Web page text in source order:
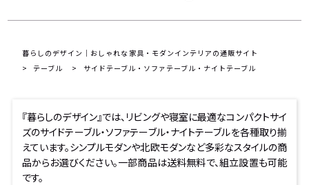
暮らしのデザイン｜おしゃれな家具・モダンインテリアの通販サイト
テーブル
サイドテーブル・ソファテーブル・ナイトテーブル
『暮らしのデザイン』では、リビングや寝室に最適なコンパクトサイ
ズのサイドテーブル・ソファテーブル・ナイトテーブルを各種取り揃
えています。シンプルモダンや北欧モダンなど多彩なスタイルの商
品からお選びください。一部商品は送料無料で、組立設置も可能
です。